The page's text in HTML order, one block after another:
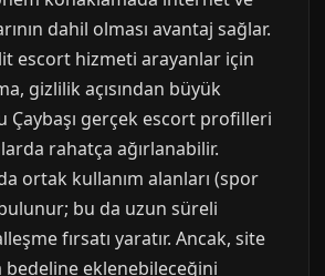
dahil olması avantaj sağlar.
escort hizmeti arayanlar için
gizlilik açısından büyük
Çaybaşı gerçek escort profilleri
rahatça ağırlanabilir.
ortak kullanım alanları (spor
bu da uzun süreli
fırsatı yaratır. Ancak, site
bedeline eklenebileceğini